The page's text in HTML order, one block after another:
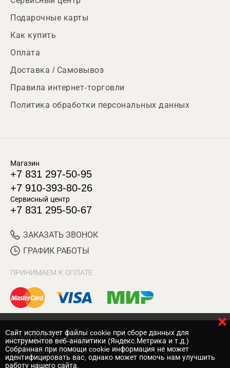
Подарочные карты
Как купить
Оплата
Доставка / Самовывоз
Правила интернет-торговли
Политика обработки персональных данных
Магазин
+7 831 297-50-95
+7 910-393-80-26
Сервисный центр
+7 831 295-50-67
ЗАКАЗАТЬ ЗВОНОК
ГРАФИК РАБОТЫ
ПРИНИМАЕМ К ОПЛАТЕ
© 2017 Магазин Хозяин
Нижний Новгород
Cайт использует файлы cookie при сборе данных для
инструментов веб-аналитики (Яндекс.Метрика и т.д.)
Собранная при помощи cookie информация не может
идентифицировать вас, однако может помочь нам улучшить
работу нашего сайта.